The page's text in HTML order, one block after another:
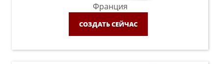
Франция
СОЗДАТЬ СЕЙЧАС